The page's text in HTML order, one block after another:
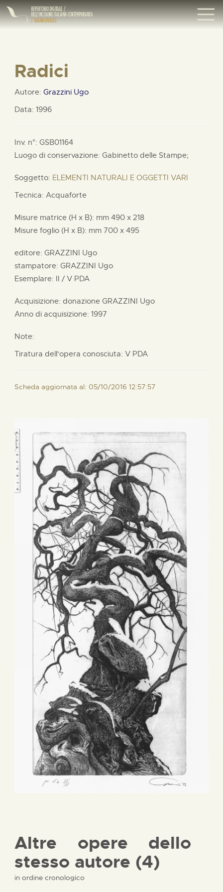
Radici
Autore: Grazzini Ugo
Data: 1996
Inv. n°: GSB01164
Luogo di conservazione: Gabinetto delle Stampe;
Soggetto: ELEMENTI NATURALI E OGGETTI VARI
Tecnica: Acquaforte
Misure matrice (H x B): mm 490 x 218
Misure foglio (H x B): mm 700 x 495
editore: GRAZZINI Ugo
stampatore: GRAZZINI Ugo
Esemplare: II / V PDA
Acquisizione: donazione GRAZZINI Ugo
Anno di acquisizione: 1997
Note:
Tiratura dell'opera conosciuta: V PDA
Scheda aggiornata al: 05/10/2016 12:57:57
Altre opere dello
stesso autore (4)
in ordine cronologico